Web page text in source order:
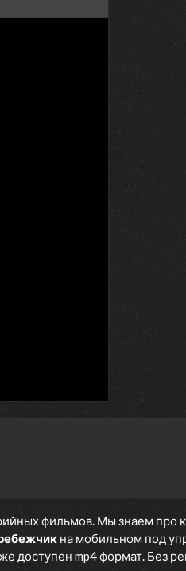
фильмов. Мы знаем про
на мобильном под
доступен mp4 формат. Без